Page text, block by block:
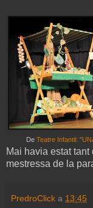
De Teatre Infantil:
Mai havia estat
mestressa de la
PredroClick a 13:45